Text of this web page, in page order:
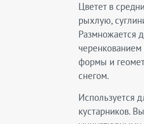
Цветет в
рыхлую,
Размножается
формы и
снегом.
Используется
кустарников.